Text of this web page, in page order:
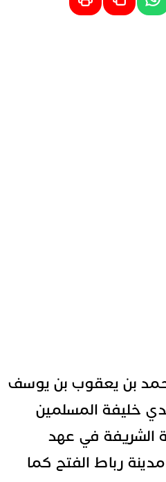
بن يعقوب بن يوسف
خليفة المسلمين
الشريفة في عهد
رباط الفتح كما